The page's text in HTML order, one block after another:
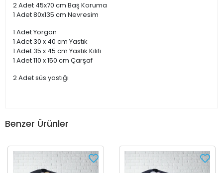
2 Adet 45x70 cm Baş Koruma
1 Adet 80x135 cm Nevresim
1 Adet Yorgan
1 Adet 30 x 40 cm Yastık
1 Adet 35 x 45 cm Yastık Kılıfı
1 Adet 110 x 150 cm Çarşaf
2 Adet süs yastığı
Benzer Ürünler